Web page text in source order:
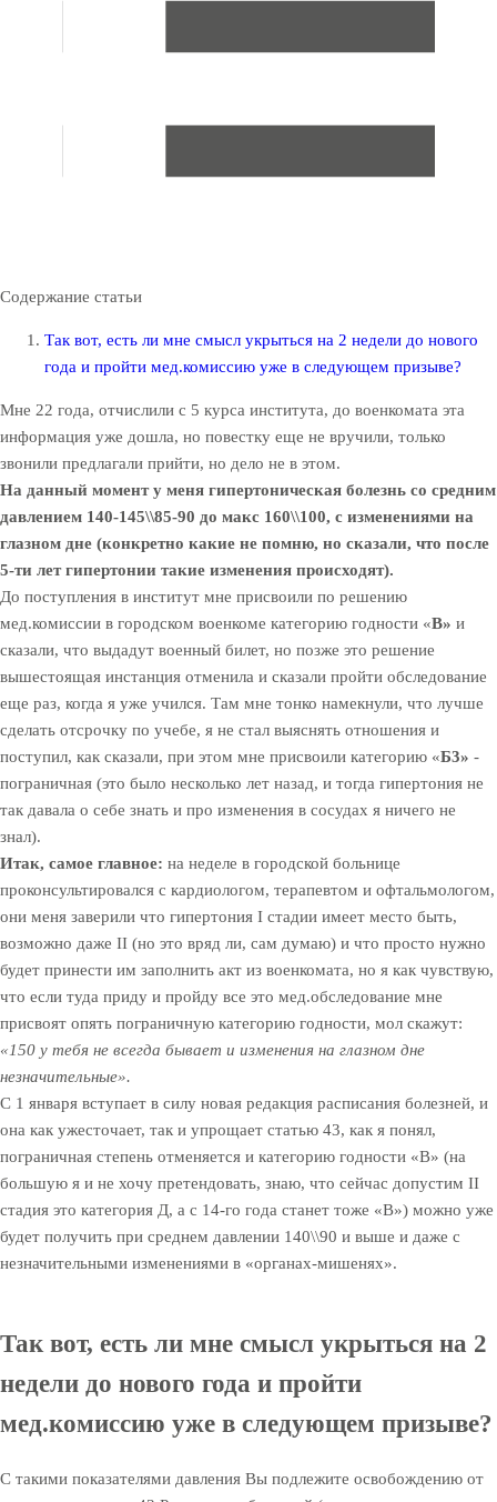
Содержание статьи
Так вот, есть ли мне смысл укрыться на 2 недели до нового
года и пройти мед.комиссию уже в следующем призыве?
Мне 22 года, отчислили с 5 курса института, до военкомата эта
информация уже дошла, но повестку еще не вручили, только
звонили предлагали прийти, но дело не в этом.
На данный момент у меня гипертоническая болезнь со средним
давлением 140-145\\85-90 до макс 160\\100, с изменениями на
глазном дне (конкретно какие не помню, но сказали, что после
5-ти лет гипертонии такие изменения происходят).
До поступления в институт мне присвоили по решению
мед.комиссии в городском военкоме категорию годности «B» и
сказали, что выдадут военный билет, но позже это решение
вышестоящая инстанция отменила и сказали пройти обследование
еще раз, когда я уже учился. Там мне тонко намекнули, что лучше
сделать отсрочку по учебе, я не стал выяснять отношения и
поступил, как сказали, при этом мне присвоили категорию «Б3» -
пограничная (это было несколько лет назад, и тогда гипертония не
так давала о себе знать и про изменения в сосудах я ничего не
знал).
Итак, самое главное: на неделе в городской больнице
проконсультировался с кардиологом, терапевтом и офтальмологом,
они меня заверили что гипертония I стадии имеет место быть,
возможно даже II (но это вряд ли, сам думаю) и что просто нужно
будет принести им заполнить акт из военкомата, но я как чувствую,
что если туда приду и пройду все это мед.обследование мне
присвоят опять пограничную категорию годности, мол скажут:
«150 у тебя не всегда бывает и изменения на глазном дне
незначительные».
С 1 января вступает в силу новая редакция расписания болезней, и
она как ужесточает, так и упрощает статью 43, как я понял,
пограничная степень отменяется и категорию годности «B» (на
большую я и не хочу претендовать, знаю, что сейчас допустим II
стадия это категория Д, а с 14-го года станет тоже «B») можно уже
будет получить при среднем давлении 140\\90 и выше и даже с
незначительными изменениями в «органах-мишенях».
Так вот, есть ли мне смысл укрыться на 2
недели до нового года и пройти
мед.комиссию уже в следующем призыве?
С такими показателями давления Вы подлежите освобождению от